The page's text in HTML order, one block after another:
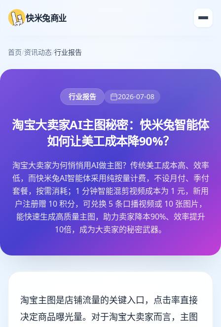
快米兔商业
首页/资讯动态/行业报告
行业报告 2026-07-08
淘宝大卖家AI主图秘密：快米兔智能体
如何让美工成本降90%？
淘宝大卖家为何悄悄用AI做主图？传统美工成本高、效率
低，而快米兔AI智能体采用纯按量计费，不设月付、季付
套餐，按需消耗；1 分钟智能混剪视频成本为 1 元，新用
户注册赠 10 积分，可兑换 5 条口播视频或 10 张图片，
能快速生成高质量主图，助力卖家降本90%、效率提升
10倍，成为大卖家的秘密武器。
淘宝主图是店铺流量的关键入口，点击率直接
决定商品曝光量。对于淘宝大卖家而言，主图